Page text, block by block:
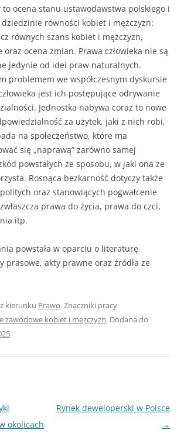
to ocena stanu ustawodawstwa polskiego i
równości kobiet i mężczyzn:
równych szans kobiet i mężczyzn,
ocena zmian. Prawa człowieka nie są
jedynie od idei praw naturalnych.
problemem we współczesnym dyskursie
jest ich postępujące odrywanie
Jednostka nabywa coraz to nowe
za użytek, jaki z nich robi,
na społeczeństwo, które ma
się „naprawą” zarówno samej
powstałych ze sposobu, w jaki ona ze
Rosnąca bezkarność dotyczy także
oraz stanowiących pogwałcenie
prawa do życia, prawa do czci,
itp.
powstała w oparciu o literaturę
prasowe, akty prawne oraz źródła ze
kierunku Prawo. Znaczniki pracy
zawodowe kobiet i mężczyzn. Dodana do
.
okolicach
Rynek deweloperski w Polsce
→